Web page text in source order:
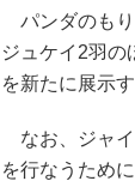
パンダのもり
ジュケイ2羽の
を新たに展示す
なお、ジャイ
を行なうため